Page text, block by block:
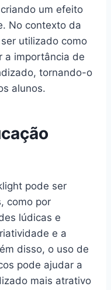
um efeito
No contexto da
utilizado como
a importância de
tornando-o
alunos.
pode ser
como por
lúdicas e
e a
disso, o uso de
pode ajudar a
mais atrativo